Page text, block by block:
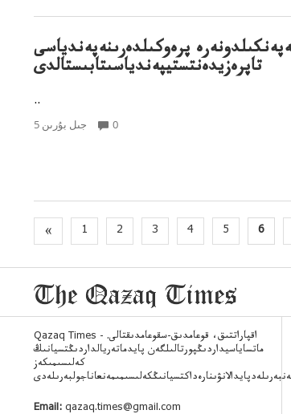
پرەوكىلدەرىنەپەندياسى
تاپرەزيدەنتستيپەندياسىتابىستالدى
..
5 جىل بۇرىن 0
« 1 2 3 4 5 6
Qazaq Times - اقپاراتتىق، قوعامدىق-سقوعامدىقتالى.
ماتساياسيداردىڭپورتالىلگەن پايدماتەريالداردىڭتسيانىڭ
كەلىسىمىكەز
Email: qazaq.times@gmail.com